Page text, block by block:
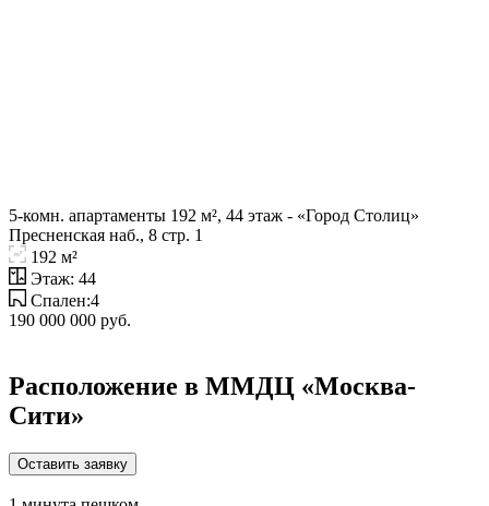
5-комн. апартаменты 192 м², 44 этаж - «Город Столиц»
Пресненская наб., 8 стр. 1
192 м²
Этаж: 44
Спален:4
190 000 000 руб.
Расположение в ММДЦ «Москва-
Сити»
Оставить заявку